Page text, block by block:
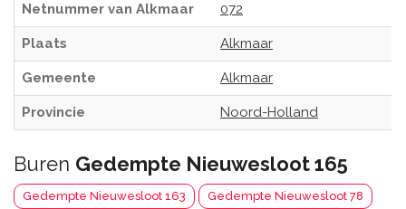
Netnummer van Alkmaar 072
Plaats Alkmaar
Gemeente Alkmaar
Provincie Noord-Holland
Buren Gedempte Nieuwesloot 165
Gedempte Nieuwesloot 163 Gedempte Nieuwesloot 78